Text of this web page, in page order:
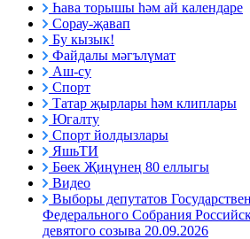
Һава торышы һәм ай календаре
Сорау-җавап
Бу кызык!
Файдалы мәгълүмат
Аш-су
Спорт
Татар җырлары һәм клиплары
Югалту
Спорт йолдызлары
ЯшьТИ
Бөек Җиңүнең 80 еллыгы
Видео
Выборы депутатов
Федерального Собрания
девятого созыва 20.09.2026